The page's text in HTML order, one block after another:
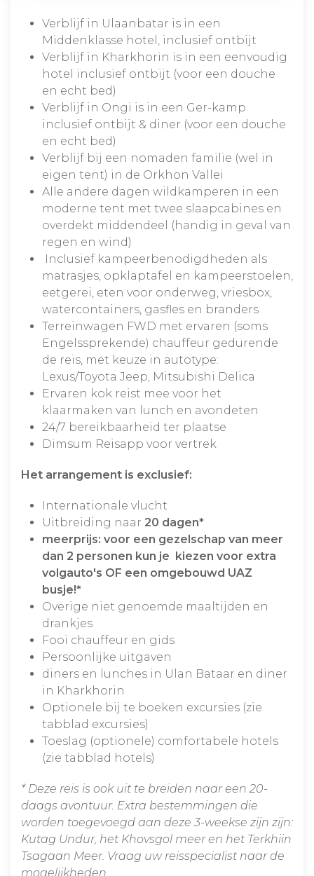
Verblijf in Ulaanbatar is in een
Middenklasse hotel, inclusief ontbijt
Verblijf in Kharkhorin is in een eenvoudig
hotel inclusief ontbijt (voor een douche
en echt bed)
Verblijf in Ongi is in een Ger-kamp
inclusief ontbijt & diner (voor een douche
en echt bed)
Verblijf bij een nomaden familie (wel in
eigen tent) in de Orkhon Vallei
Alle andere dagen wildkamperen in een
moderne tent met twee slaapcabines en
overdekt middendeel (handig in geval van
regen en wind)
Inclusief kampeerbenodigdheden als
matrasjes, opklaptafel en kampeerstoelen,
eetgerei, eten voor onderweg, vriesbox,
watercontainers, gasfles en branders
Terreinwagen FWD met ervaren (soms
Engelssprekende) chauffeur gedurende
de reis, met keuze in autotype:
Lexus/Toyota Jeep, Mitsubishi Delica
Ervaren kok reist mee voor het
klaarmaken van lunch en avondeten
24/7 bereikbaarheid ter plaatse
Dimsum Reisapp voor vertrek
Het arrangement is exclusief:
Internationale vlucht
Uitbreiding naar 20 dagen*
meerprijs: voor een gezelschap van meer
dan 2 personen kun je kiezen voor extra
volgauto's OF een omgebouwd UAZ
busje!*
Overige niet genoemde maaltijden en
drankjes
Fooi chauffeur en gids
Persoonlijke uitgaven
diners en lunches in Ulan Bataar en diner
in Kharkhorin
Optionele bij te boeken excursies (zie
tabblad excursies)
Toeslag (optionele) comfortabele hotels
(zie tabblad hotels)
* Deze reis is ook uit te breiden naar een 20-
daags avontuur. Extra bestemmingen die
worden toegevoegd aan deze 3-weekse zijn zijn:
Kutag Undur, het Khovsgol meer en het Terkhiin
Tsagaan Meer. Vraag uw reisspecialist naar de
mogelijkheden.